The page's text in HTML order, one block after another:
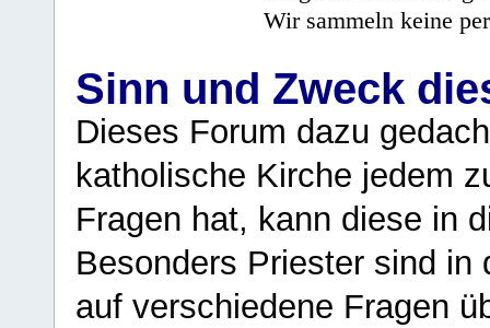
Wir sammeln keine
Sinn und Zweck
Dieses Forum dazu
katholische Kirche jedem
Fragen hat, kann diese in
Besonders Priester sind in
auf verschiedene Fragen